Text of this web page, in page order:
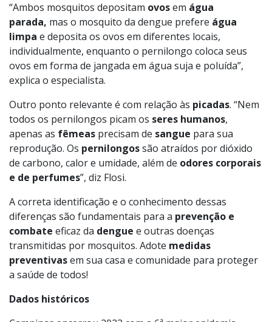
“Ambos mosquitos depositam ovosem água
parada, mas o mosquito da dengue prefere água
limpa e deposita os ovos em diferentes locais,
individualmente, enquanto o pernilongo coloca seus
ovos em forma de jangada em água suja e poluída”,
explica o especialista.
Outro ponto relevante é com relação às picadas. “Nem
todos os pernilongos picam os seres humanos,
apenas as fêmeas precisam de sangue para sua
reprodução. Os pernilongossão atraídos por dióxido
de carbono, calor e umidade, além de odores corporais
e de perfumes”, diz Flosi.
A correta identificação e o conhecimento dessas
diferenças são fundamentais para a prevenção e
combate eficaz da dengue e outras doenças
transmitidas por mosquitos. Adote medidas
preventivasem sua casa e comunidade para proteger
a saúde de todos!
Dados históricos